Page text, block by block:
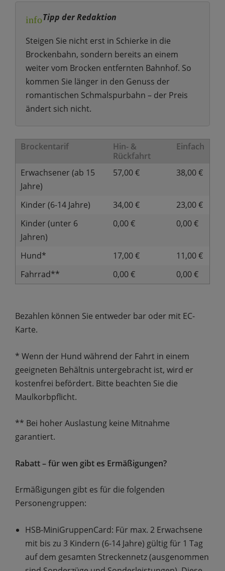
infoTipp der Redaktion
Steigen Sie nicht erst in Schierke in die
Brockenbahn, sondern bereits an einem
weiter vom Brocken entfernten Bahnhof. So
kommen Sie länger in den Genuss der
romantischen Schmalspurbahn – der Preis
ändert sich nicht.
Brockentarif
Hin- &
Rückfahrt
Einfach
Erwachsener (ab 15
Jahre)
57,00 € 38,00 €
Kinder (6-14 Jahre) 34,00 €
23,00 €
Kinder (unter 6
Jahren)
0,00 € 0,00 €
Hund* 17,00 €
11,00 €
Fahrrad**
0,00 € 0,00 €
Bezahlen können Sie entweder bar oder mit EC-
Karte.
* Wenn der Hund während der Fahrt in einem
geeigneten Behältnis untergebracht ist, wird er
kostenfrei befördert. Bitte beachten Sie die
Maulkorbpflicht.
** Bei hoher Auslastung keine Mitnahme
garantiert.
Rabatt – für wen gibt es Ermäßigungen?
Ermäßigungen gibt es für die folgenden
Personengruppen:
HSB-MiniGruppenCard: Für max. 2 Erwachsene
mit bis zu 3 Kindern (6-14 Jahre) gültig für 1 Tag
auf dem gesamten Streckennetz (ausgenommen